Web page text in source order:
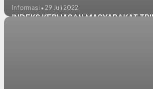
Informasi • 29 Juli 2022
INDEKS KEPUASAN MASYARAKAT